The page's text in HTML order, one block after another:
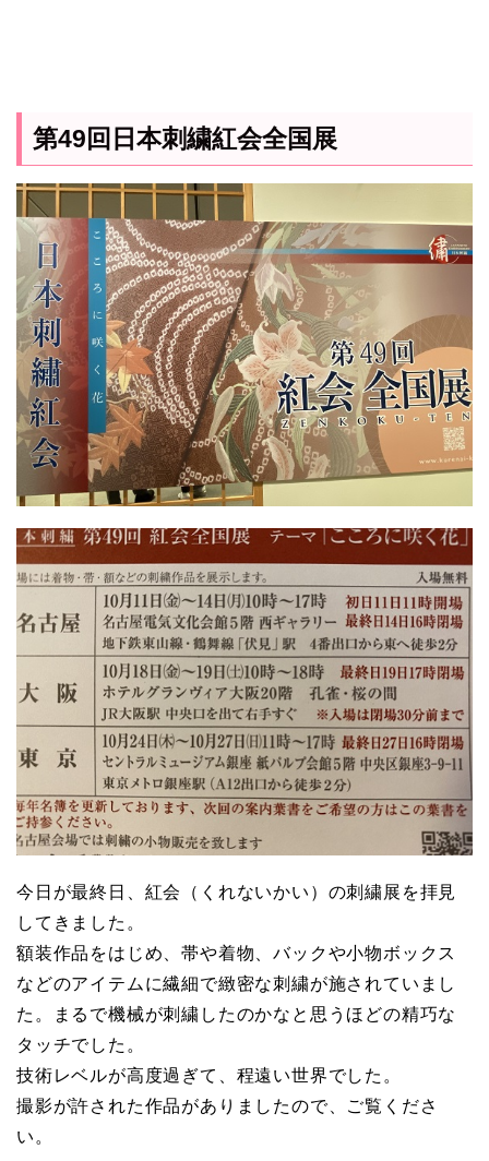
第49回日本刺繍紅会全国展
今日が最終日、紅会（くれないかい）の刺繍展を拝見
してきました。
額装作品をはじめ、帯や着物、バックや小物ボックス
などのアイテムに繊細で緻密な刺繍が施されていまし
た。まるで機械が刺繍したのかなと思うほどの精巧な
タッチでした。
技術レベルが高度過ぎて、程遠い世界でした。
撮影が許された作品がありましたので、ご覧くださ
い。